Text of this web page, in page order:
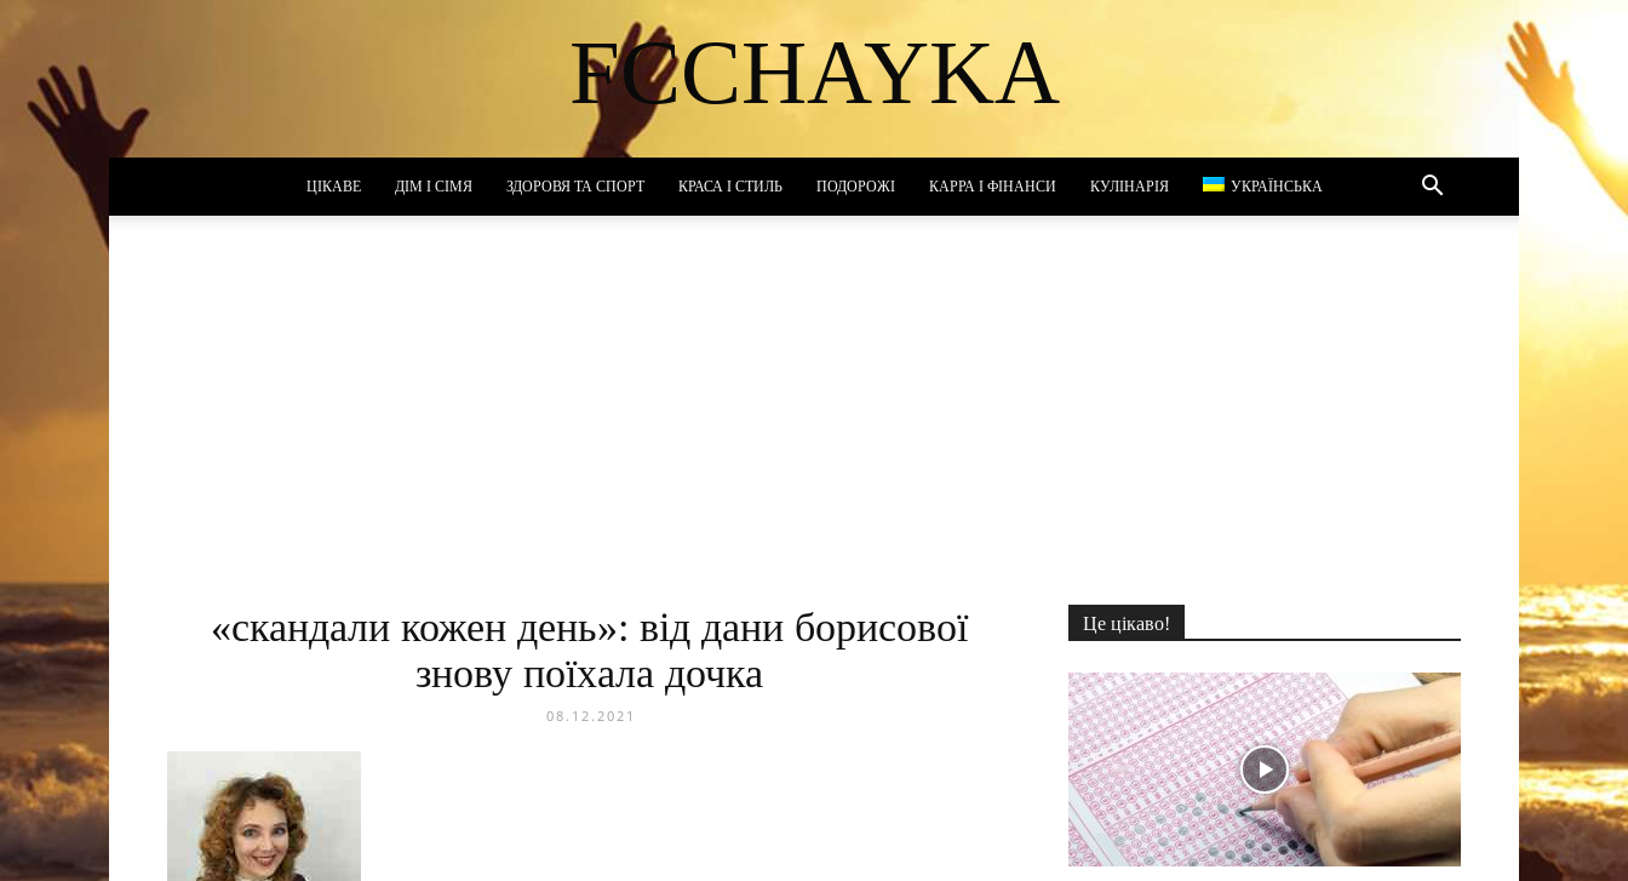
FCCHAYKA
ЦІКАВЕ ДІМ І СІМЯ ЗДОРОВЯ ТА СПОРТ КРАСА І СТИЛЬ ПОДОРОЖІ КАРРА І ФІНАНСИ КУЛІНАРІЯ УКРАЇНСЬКА
«скандали кожен день»: від дани борисової
знову поїхала дочка
08.12.2021
Це цікаво!